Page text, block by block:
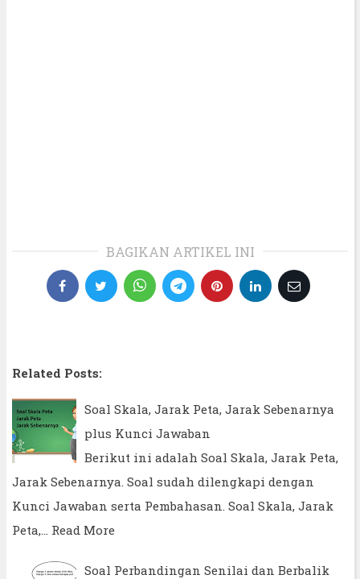
BAGIKAN ARTIKEL INI
Related Posts:
Soal Skala, Jarak Peta, Jarak Sebenarnya
plus Kunci Jawaban
Berikut ini adalah Soal Skala, Jarak Peta,
Jarak Sebenarnya. Soal sudah dilengkapi dengan
Kunci Jawaban serta Pembahasan. Soal Skala, Jarak
Peta,…
Read More
Soal Perbandingan Senilai dan Berbalik